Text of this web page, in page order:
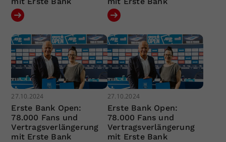
27.10.2024
Erste Bank Open:
78.000 Fans und
Vertragsverlängerung
mit Erste Bank
27.10.2024
Erste Bank Open:
78.000 Fans und
Vertragsverlängerung
mit Erste Bank